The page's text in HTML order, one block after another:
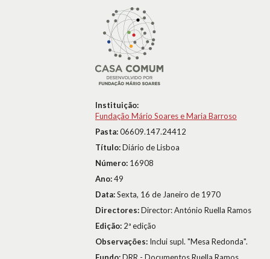
Instituição:
Fundação Mário Soares e Maria Barroso
Pasta:06609.147.24412
Título:Diário de Lisboa
Número: 16908
Ano:49
Data:Sexta, 16 de Janeiro de 1970
Directores:Director: António Ruella Ramos
Edição: 2ª edição
Observações: Inclui supl. "Mesa Redonda".